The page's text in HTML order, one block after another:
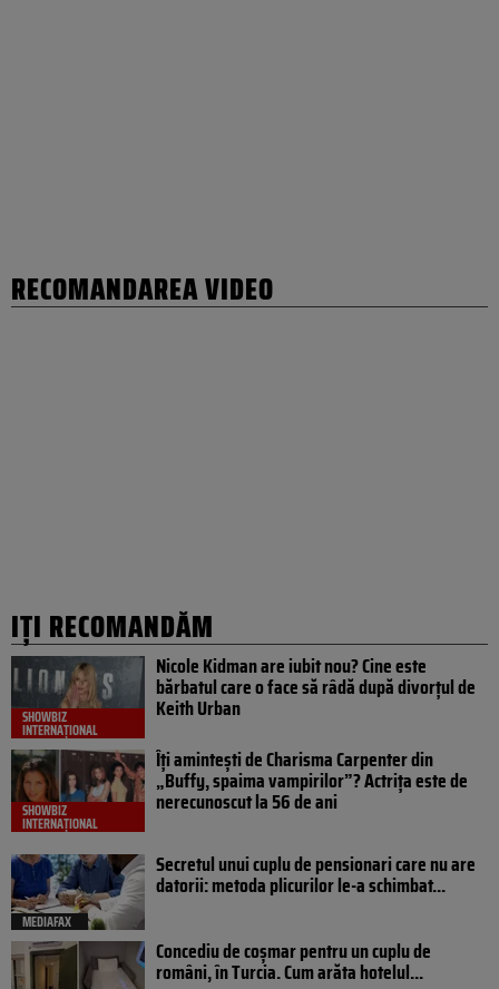
RECOMANDAREA VIDEO
IȚI RECOMANDĂM
SHOWBIZ
INTERNAȚIONAL
Nicole Kidman are iubit nou? Cine este
bărbatul care o face să râdă după divorțul de
Keith Urban
SHOWBIZ
INTERNAȚIONAL
Îți amintești de Charisma Carpenter din
„Buffy, spaima vampirilor”? Actrița este de
nerecunoscut la 56 de ani
MEDIAFAX
Secretul unui cuplu de pensionari care nu are
datorii: metoda plicurilor le-a schimbat...
Concediu de coșmar pentru un cuplu de
români, în Turcia. Cum arăta hotelul...